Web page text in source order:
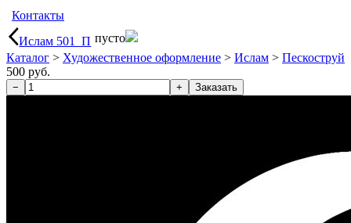
Контакты
Ислам 501_П пусто
Каталог > Художественное оформление > Ислам > Пескоструй
500 руб.